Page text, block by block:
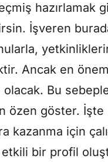
hazırlamak
İşveren
Ancak en
Bu
özen göster. İşte
kazanma için
bir profil